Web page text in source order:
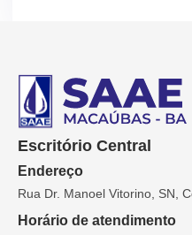
Escritório Central
Endereço
Rua Dr. Manoel Vitorino, SN,
Horário de atendimento